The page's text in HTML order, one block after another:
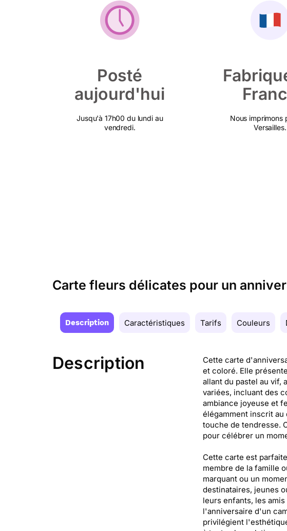
Posté
aujourd'hui
Jusqu'à 17h00 du lundi au
vendredi.
Nous imprimons
Versailles.
Carte fleurs délicates pour un
Description Caractéristiques Tarifs Couleurs
Description
Cette carte
et coloré. Elle
allant du pastel au vif,
variées, incluant des
ambiance joyeuse et
élégamment inscrit
touche de tendresse.
pour célébrer un
Cette carte est
membre de la famille
marquant ou un
destinataires, jeunes
leurs enfants, les
l'anniversaire d'un
privilégient